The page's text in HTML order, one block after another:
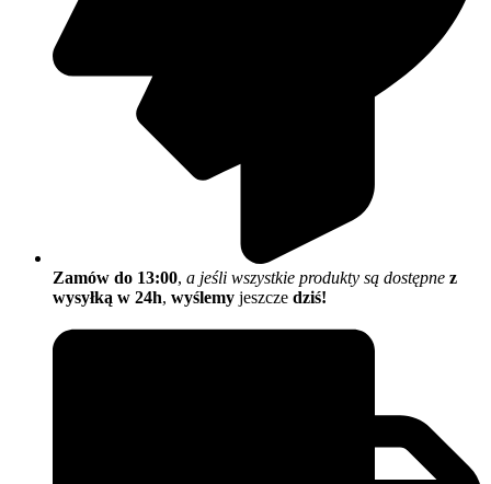
Zamów do 13:00, a jeśli wszystkie produkty są dostępne z
wysyłką w 24h, wyślemy jeszcze dziś!